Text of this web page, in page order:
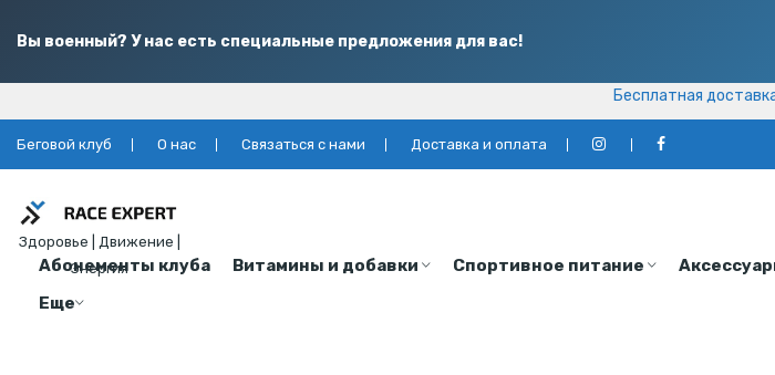
Вы военный? У нас есть специальные предложения для вас!
Бесплатная
Бесплатная
Беговой клуб О нас Связаться с нами Доставка и оплата
Здоровье | Движение |
Энергия
Абонементы клуба Витамины и добавки Спортивное питание
Еще